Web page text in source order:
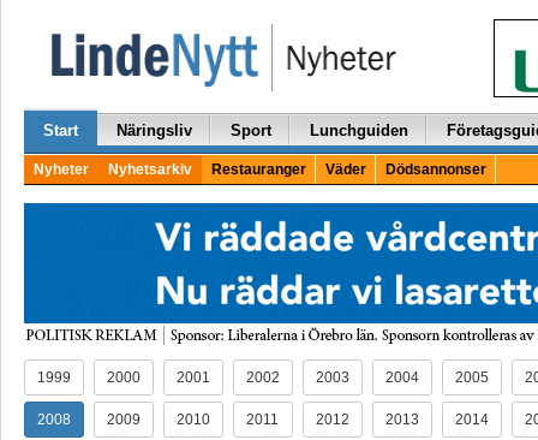
Start Näringsliv Sport Lunchguiden
Nyheter Nyhetsarkiv Restauranger Väder Dödsannonser
1999 2000 2001 2002 2003 2004 2005
2008 2009 2010 2011 2012 2013 2014